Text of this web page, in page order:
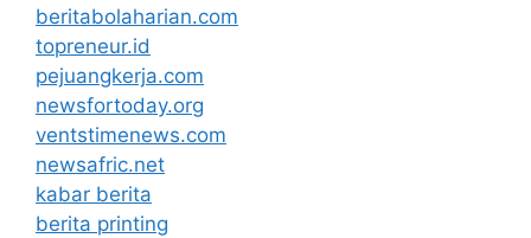
beritabolaharian.com
topreneur.id
pejuangkerja.com
newsfortoday.org
ventstimenews.com
newsafric.net
kabar berita
berita printing